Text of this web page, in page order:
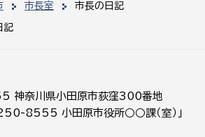
市長室 市長の日記
記
神奈川県小田原市荻窪300番地
250-8555 小田原市役所○○課（室）」